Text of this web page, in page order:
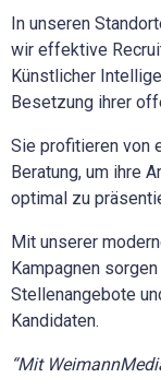
In unseren
wir effektive
Künstlicher
Besetzung ihrer
Sie profitieren von
Beratung, um ihre
optimal zu
Mit unserer
Kampagnen
Stellenangebote
Kandidaten.
“Mit